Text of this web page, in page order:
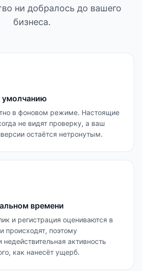
ни добралось до вашего
бизнеса.
в фоновом режиме. Настоящие
не видят проверку, а ваш
остаётся нетронутым.
времени
и регистрация оцениваются в
происходят, поэтому
активность
как нанесёт ущерб.